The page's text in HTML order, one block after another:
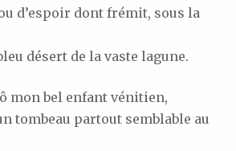
d’espoir dont frémit, sous la
désert de la vaste lagune.
mon bel enfant vénitien,
tombeau partout semblable au